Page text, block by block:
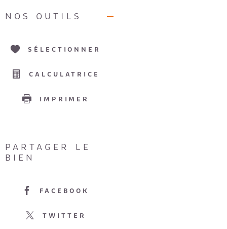
NOS OUTILS
SÉLECTIONNER
CALCULATRICE
IMPRIMER
PARTAGER LE
BIEN
FACEBOOK
TWITTER